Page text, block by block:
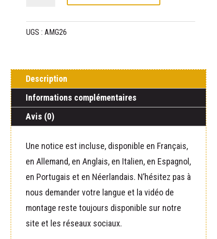
Miyako
cm
cuivre
UGS : AMG26
Description
Informations complémentaires
Avis (0)
Une notice est incluse, disponible en Français,
en Allemand, en Anglais, en Italien, en Espagnol,
en Portugais et en Néerlandais. N’hésitez pas à
nous demander votre langue et la vidéo de
montage reste toujours disponible sur notre
site et les réseaux sociaux.